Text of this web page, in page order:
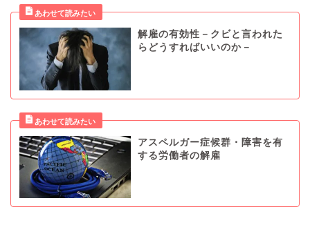
解雇の有効性－クビと言われた
らどうすればいいのか－
アスペルガー症候群・障害を有
する労働者の解雇